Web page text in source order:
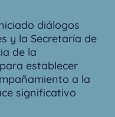
diálogos
y la Secretaría de
de la
establecer
a la
significativo